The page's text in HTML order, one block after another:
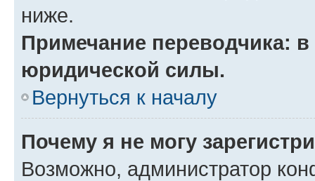
ниже.
Примечание переводчика:
юридической силы.
Вернуться к началу
Почему я не могу
Возможно, администратор